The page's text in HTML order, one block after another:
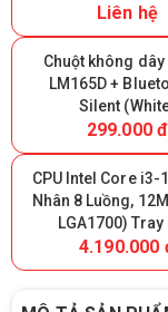
Liên hệ
Chuột không dây
LM165D +
Silent
299.000 đ
CPU Intel Core i3-
Nhân 8 Luồng,
LGA1700) Tray
4.190.000